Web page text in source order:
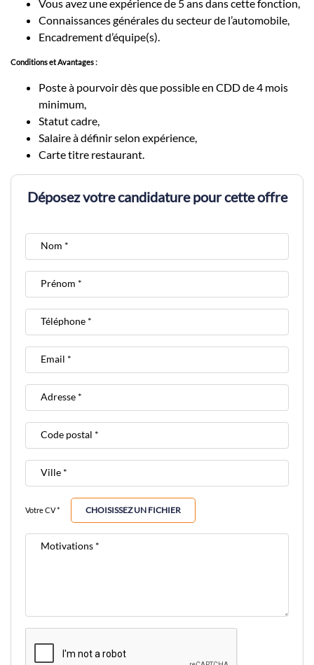
Vous avez une expérience de 5 ans dans cette fonction,
Connaissances générales du secteur de l’automobile,
Encadrement d’équipe(s).
Conditions et Avantages :
Poste à pourvoir dès que possible en CDD de 4 mois
minimum,
Statut cadre,
Salaire à définir selon expérience,
Carte titre restaurant.
Déposez votre candidature pour cette offre
Nom *
Prénom *
Téléphone *
Email *
Adresse *
Code postal *
Ville *
Votre CV * CHOISISSEZ UN FICHIER
Motivations *